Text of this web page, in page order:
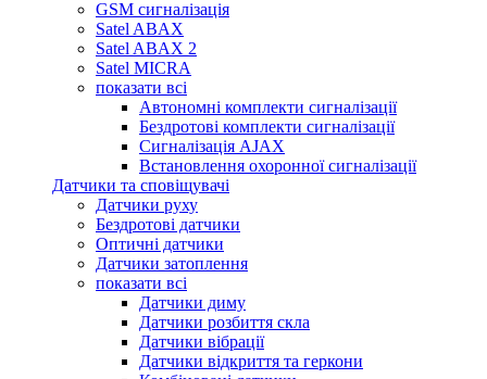
GSM сигналізація
Satel ABAX
Satel ABAX 2
Satel MICRA
показати всі
Автономні комплекти сигналізації
Бездротові комплекти сигналізації
Сигналізація AJAX
Встановлення охоронної сигналізації
Датчики та сповіщувачі
Датчики руху
Бездротові датчики
Оптичні датчики
Датчики затоплення
показати всі
Датчики диму
Датчики розбиття скла
Датчики вібрації
Датчики відкриття та геркони